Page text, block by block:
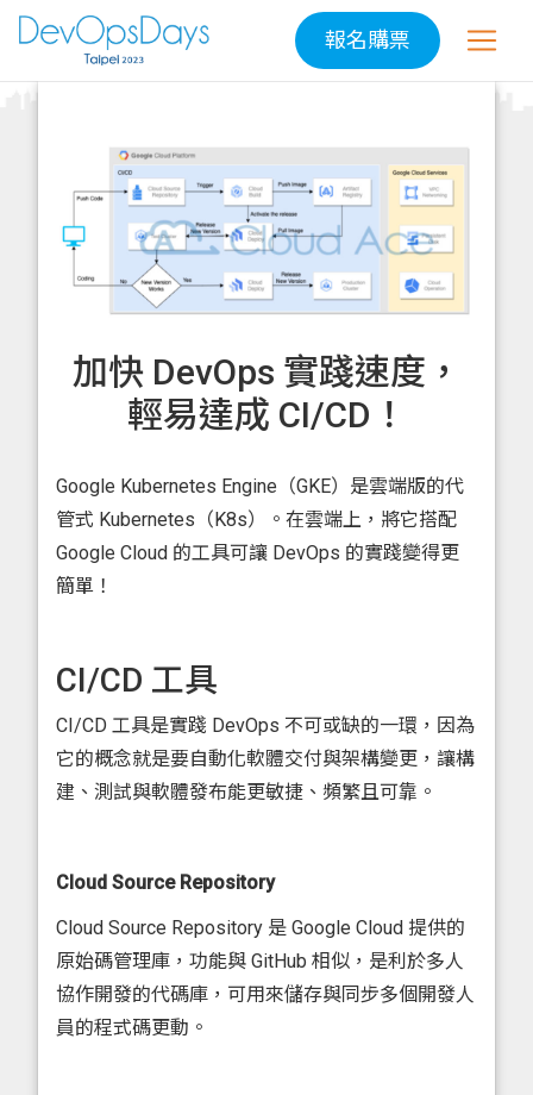
報名購票
加快 DevOps 實踐速度，
輕易達成 CI/CD！
Google Kubernetes Engine（GKE）是雲端版的代
管式 Kubernetes（K8s）。在雲端上，將它搭配
Google Cloud 的工具可讓 DevOps 的實踐變得更
簡單！
CI/CD 工具
CI/CD 工具是實踐 DevOps 不可或缺的一環，因為
它的概念就是要自動化軟體交付與架構變更，讓構
建、測試與軟體發布能更敏捷、頻繁且可靠。
Cloud Source Repository
Cloud Source Repository 是 Google Cloud 提供的
原始碼管理庫，功能與 GitHub 相似，是利於多人
協作開發的代碼庫，可用來儲存與同步多個開發人
員的程式碼更動。